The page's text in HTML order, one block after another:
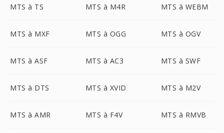
MTS à TS MTS à M4R MTS à WEBM
MTS à MXF MTS à OGG MTS à OGV
MTS à ASF MTS à AC3 MTS à SWF
MTS à DTS MTS à XVID MTS à M2V
MTS à AMR MTS à F4V MTS à RMVB